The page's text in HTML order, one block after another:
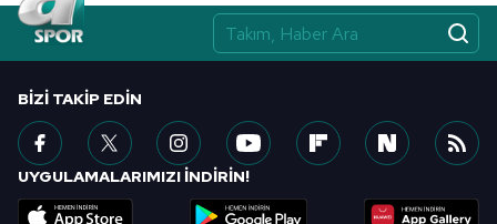
BIZI TAKIP EDIN
UYGULAMALARIMIZI İNDİRİN!